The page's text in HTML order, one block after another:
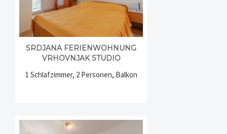
SRDJANA FERIENWOHNUNG
VRHOVNJAK STUDIO
1 Schlafzimmer, 2 Personen, Balkon